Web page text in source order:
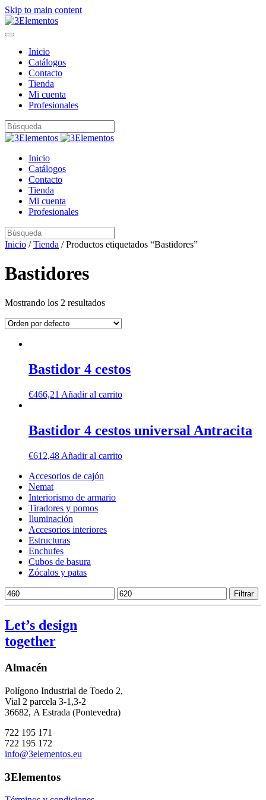
Skip to main content
Inicio
Catálogos
Contacto
Tienda
Mi cuenta
Profesionales
Inicio
Catálogos
Contacto
Tienda
Mi cuenta
Profesionales
Inicio /Tienda / Productos etiquetados “Bastidores”
Bastidores
Mostrando los 2 resultados
Bastidor 4 cestos
€466,21 Añadir al carrito
Bastidor 4 cestos universal Antracita
€612,48 Añadir al carrito
Accesorios de cajón
Nemat
Interiorismo de armario
Tiradores y pomos
Iluminación
Accesorios interiores
Estructuras
Enchufes
Cubos de basura
Zócalos y patas
Precio
mínimo
Precio
máximo
Filtrar
Let’s design
together
Almacén
Polígono Industrial de Toedo 2,
Vial 2 parcela 3-1,3-2
36682, A Estrada (Pontevedra)
722 195 171
722 195 172
info@3elementos.eu
3Elementos